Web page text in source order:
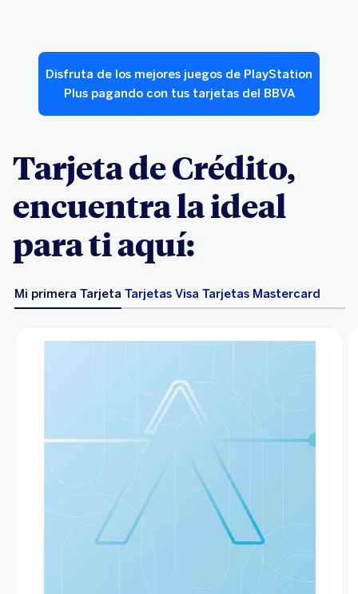
Disfruta de los mejores juegos de PlayStation
Plus pagando con tus tarjetas del BBVA
Tarjeta de Crédito,
encuentra la ideal
para ti aquí:
Mi primera Tarjeta Tarjetas Visa Tarjetas Mastercard